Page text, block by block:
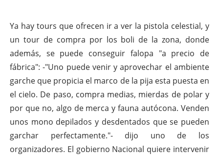
Ya hay tours que ofrecen ir a ver la pistola celestial, y
un tour de compra por los boli de la zona, donde
además, se puede conseguir falopa "a precio de
fábrica": -"Uno puede venir y aprovechar el ambiente
garche que propicia el marco de la pija esta puesta en
el cielo. De paso, compra medias, mierdas de polar y
por que no, algo de merca y fauna autócona. Venden
unos mono depilados y desdentados que se pueden
garchar perfectamente."- dijo uno de los
organizadores. El gobierno Nacional quiere intervenir